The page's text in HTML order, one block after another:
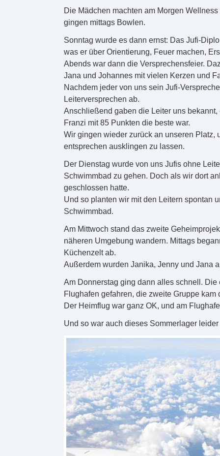
Die Mädchen machten am Morgen
gingen mittags Bowlen.
Sonntag wurde es dann ernst: Das Jufi-
was er über Orientierung, Feuer machen,
Abends war dann die Versprechensfeier.
Jana und Johannes mit vielen Kerzen und
Nachdem jeder von uns sein Jufi-
Leiterversprechen ab.
Anschließend gaben die Leiter uns
Franzi mit 85 Punkten die beste war.
Wir gingen wieder zurück an unseren Platz,
entsprechen ausklingen zu lassen.
Der Dienstag wurde von uns Jufis ohne
Schwimmbad zu gehen. Doch als wir dort
geschlossen hatte.
Und so planten wir mit den Leitern spontan
Schwimmbad.
Am Mittwoch stand das zweite
näheren Umgebung wandern. Mittags
Küchenzelt ab.
Außerdem wurden Janika, Jenny und Jana
Am Donnerstag ging dann alles schnell.
Flughafen gefahren, die zweite Gruppe kam
Der Heimflug war ganz OK, und am
Und so war auch dieses Sommerlager